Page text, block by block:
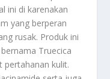
ini di karenakan
yang berperan
rusak. Produk ini
Truecica
pertahanan kulit.